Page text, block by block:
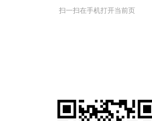
扫一扫在手机打开当前页